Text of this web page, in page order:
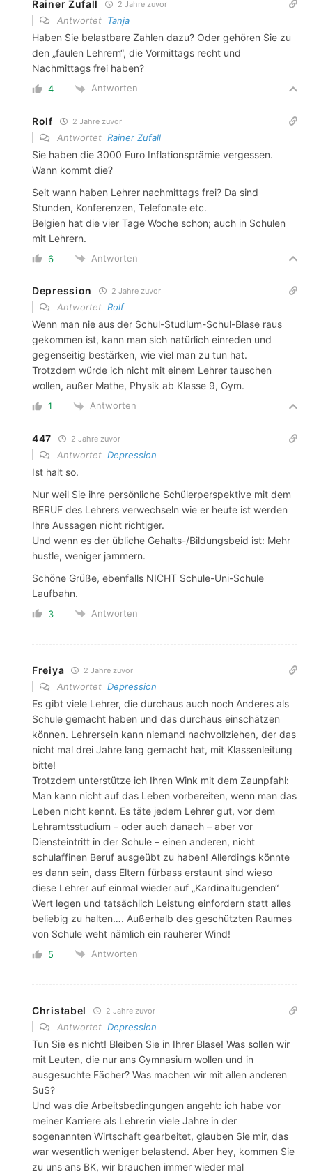
Rainer Zufall 2 Jahre zuvor
Antwortet Tanja
Haben Sie belastbare Zahlen dazu? Oder gehören Sie zu
den „faulen Lehrern“, die Vormittags recht und
Nachmittags frei haben?
4 Antworten
Rolf 2 Jahre zuvor
Antwortet Rainer Zufall
Sie haben die 3000 Euro Inflationsprämie vergessen.
Wann kommt die?
Seit wann haben Lehrer nachmittags frei? Da sind
Stunden, Konferenzen, Telefonate etc.
Belgien hat die vier Tage Woche schon; auch in Schulen
mit Lehrern.
6 Antworten
Depression 2 Jahre zuvor
Antwortet Rolf
Wenn man nie aus der Schul-Studium-Schul-Blase raus
gekommen ist, kann man sich natürlich einreden und
gegenseitig bestärken, wie viel man zu tun hat.
Trotzdem würde ich nicht mit einem Lehrer tauschen
wollen, außer Mathe, Physik ab Klasse 9, Gym.
1 Antworten
447 2 Jahre zuvor
Antwortet Depression
Ist halt so.
Nur weil Sie ihre persönliche Schülerperspektive mit dem
BERUF des Lehrers verwechseln wie er heute ist werden
Ihre Aussagen nicht richtiger.
Und wenn es der übliche Gehalts-/Bildungsbeid ist: Mehr
hustle, weniger jammern.
Schöne Grüße, ebenfalls NICHT Schule-Uni-Schule
Laufbahn.
3 Antworten
Freiya 2 Jahre zuvor
Antwortet Depression
Es gibt viele Lehrer, die durchaus auch noch Anderes als
Schule gemacht haben und das durchaus einschätzen
können. Lehrersein kann niemand nachvollziehen, der das
nicht mal drei Jahre lang gemacht hat, mit Klassenleitung
bitte!
Trotzdem unterstütze ich Ihren Wink mit dem Zaunpfahl:
Man kann nicht auf das Leben vorbereiten, wenn man das
Leben nicht kennt. Es täte jedem Lehrer gut, vor dem
Lehramtsstudium – oder auch danach – aber vor
Diensteintritt in der Schule – einen anderen, nicht
schulaffinen Beruf ausgeübt zu haben! Allerdings könnte
es dann sein, dass Eltern fürbass erstaunt sind wieso
diese Lehrer auf einmal wieder auf „Kardinaltugenden“
Wert legen und tatsächlich Leistung einfordern statt alles
beliebig zu halten…. Außerhalb des geschützten Raumes
von Schule weht nämlich ein rauherer Wind!
5 Antworten
Christabel 2 Jahre zuvor
Antwortet Depression
Tun Sie es nicht! Bleiben Sie in Ihrer Blase! Was sollen wir
mit Leuten, die nur ans Gymnasium wollen und in
ausgesuchte Fächer? Was machen wir mit allen anderen
SuS?
Und was die Arbeitsbedingungen angeht: ich habe vor
meiner Karriere als Lehrerin viele Jahre in der
sogenannten Wirtschaft gearbeitet, glauben Sie mir, das
war wesentlich weniger belastend. Aber hey, kommen Sie
zu uns ans BK, wir brauchen immer wieder mal